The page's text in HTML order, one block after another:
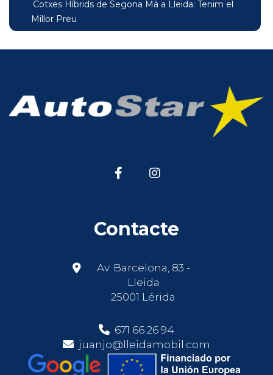
Cotxes Híbrids de Segona Mà a Lleida: Tenim el
Millor Preu
Contacte
Av. Barcelona, 83 -
Lleida
25001 Lérida
671 66 26 94
juanjo@lleidamobil.com